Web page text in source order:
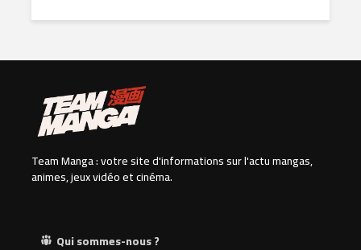
Team Manga : votre site d'informations sur l'actu mangas,
animes, jeux vidéo et cinéma.
Qui sommes-nous ?